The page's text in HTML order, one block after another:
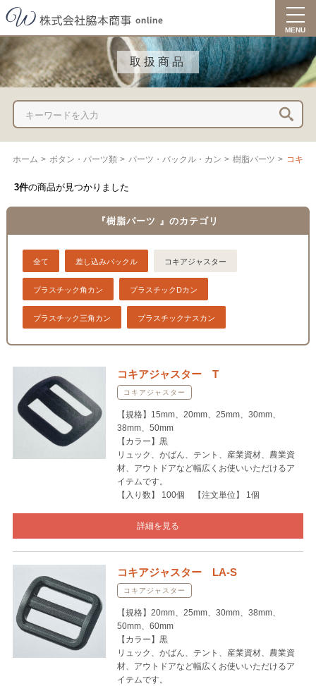
MENU
取扱商品
ホーム > ボタン・パーツ類 > パーツ・バックル・カン > 樹脂パーツ > コキア
3件の商品が見つかりました
『樹脂パーツ 』のカテゴリ
全て 差し込みバックル コキアジャスター
プラスチック角カン プラスチックDカン
プラスチック三角カン プラスチックナスカン
コキアジャスター T
コキアジャスター
【規格】15mm、20mm、25mm、30mm、
38mm、50mm
【カラー】黒
リュック、かばん、テント、産業資材、農業資
材、アウトドアなど幅広くお使いいただけるア
イテムです。
【入り数】 100個 【注文単位】 1個
詳細を見る
コキアジャスター LA-S
コキアジャスター
【規格】20mm、25mm、30mm、38mm、
50mm、60mm
【カラー】黒
リュック、かばん、テント、産業資材、農業資
材、アウトドアなど幅広くお使いいただけるア
イテムです。